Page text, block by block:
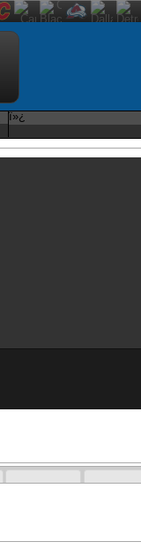
ï»¿